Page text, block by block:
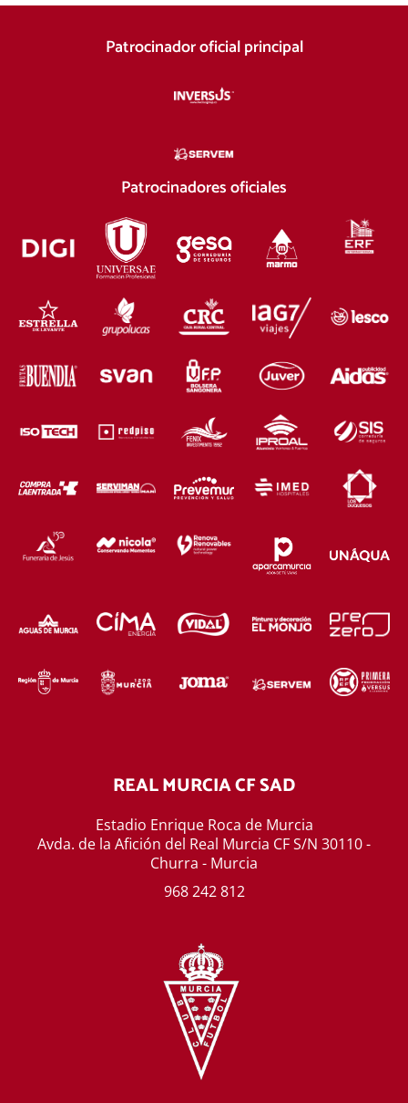
Patrocinador oficial principal
Patrocinadores oficiales
REAL MURCIA CF SAD
Estadio Enrique Roca de Murcia
Avda. de la Afición del Real Murcia CF S/N 30110 -
Churra - Murcia
968 242 812